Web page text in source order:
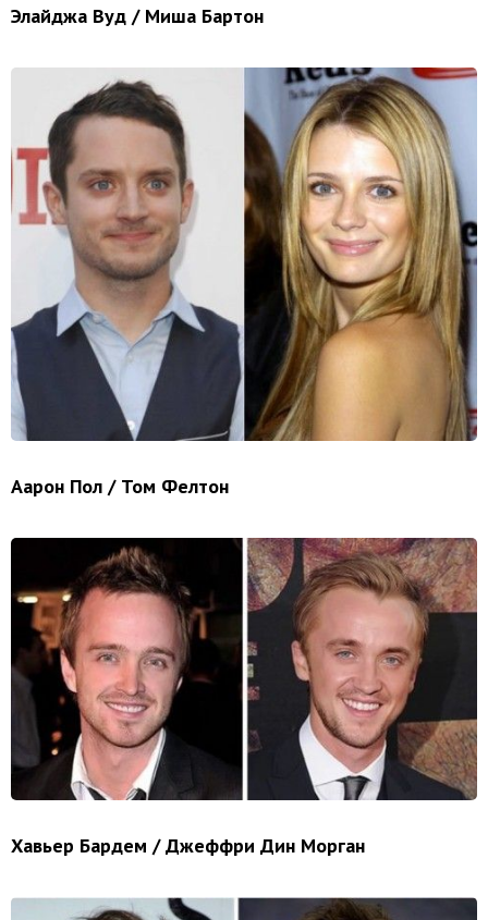
Элайджа Вуд / Миша Бартон
Аарон Пол / Том Фелтон
Хавьер Бардем / Джеффри Дин Морган